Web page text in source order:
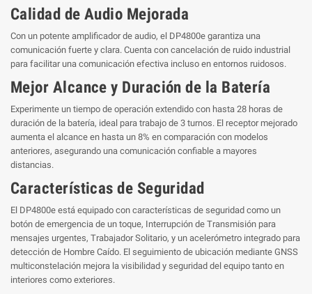
Calidad de Audio Mejorada
Con un potente amplificador de audio, el DP4800e garantiza una
comunicación fuerte y clara. Cuenta con cancelación de ruido industrial
para facilitar una comunicación efectiva incluso en entornos ruidosos.
Mejor Alcance y Duración de la Batería
Experimente un tiempo de operación extendido con hasta 28 horas de
duración de la batería, ideal para trabajo de 3 turnos. El receptor mejorado
aumenta el alcance en hasta un 8% en comparación con modelos
anteriores, asegurando una comunicación confiable a mayores
distancias.
Características de Seguridad
El DP4800e está equipado con características de seguridad como un
botón de emergencia de un toque, Interrupción de Transmisión para
mensajes urgentes, Trabajador Solitario, y un acelerómetro integrado para
detección de Hombre Caído. El seguimiento de ubicación mediante GNSS
multiconstelación mejora la visibilidad y seguridad del equipo tanto en
interiores como exteriores.